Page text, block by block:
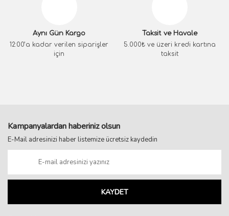
Aynı Gün Kargo
12:00’a kadar verilen siparişler
için
Taksit ve Havale
5.000₺ ve üzeri kredi kartına
taksit
Kampanyalardan haberiniz olsun
E-Mail adresinizi haber listemize ücretsiz kaydedin
KAYDET